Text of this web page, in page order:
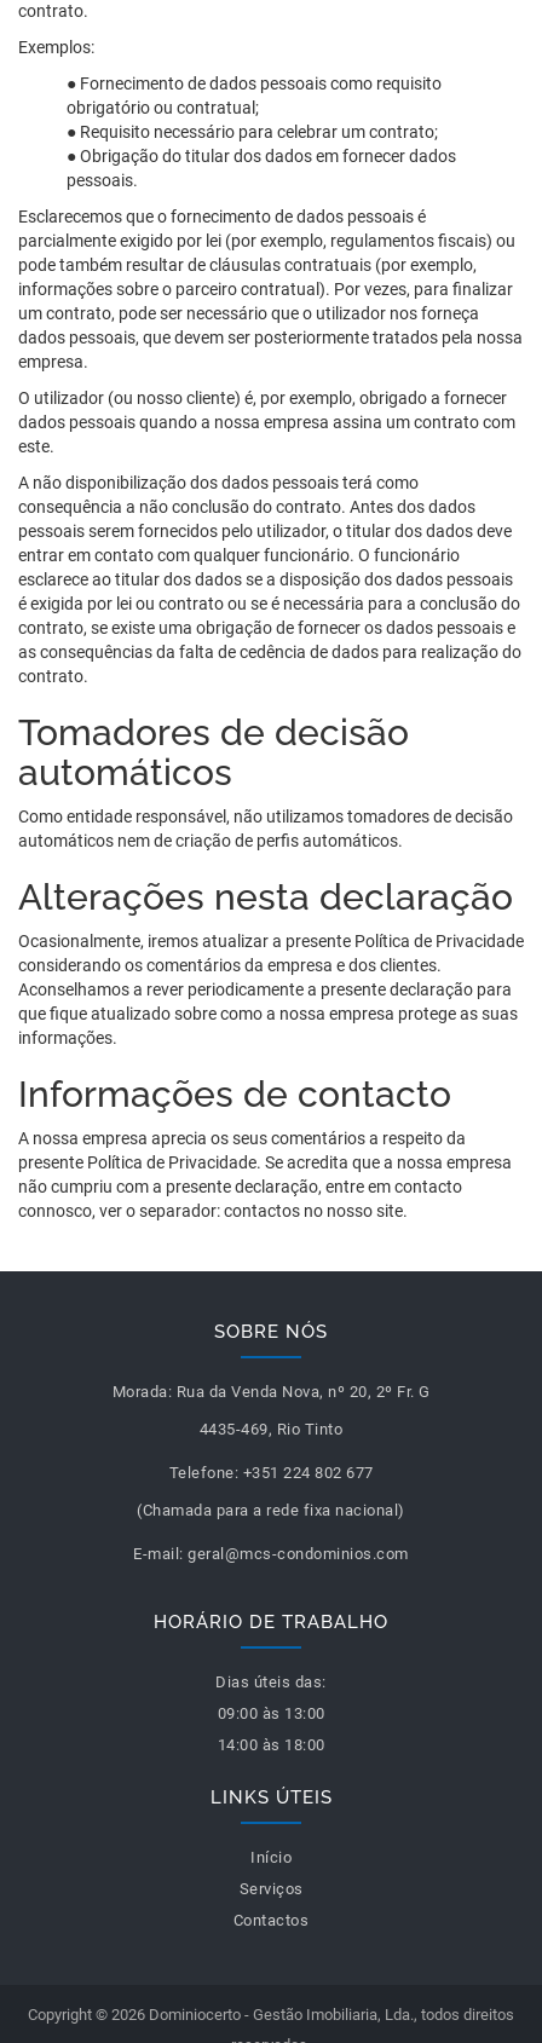
contrato.
Exemplos:
● Fornecimento de dados pessoais como requisito
obrigatório ou contratual;
● Requisito necessário para celebrar um contrato;
● Obrigação do titular dos dados em fornecer dados
pessoais.
Esclarecemos que o fornecimento de dados pessoais é
parcialmente exigido por lei (por exemplo, regulamentos fiscais) ou
pode também resultar de cláusulas contratuais (por exemplo,
informações sobre o parceiro contratual). Por vezes, para finalizar
um contrato, pode ser necessário que o utilizador nos forneça
dados pessoais, que devem ser posteriormente tratados pela nossa
empresa.
O utilizador (ou nosso cliente) é, por exemplo, obrigado a fornecer
dados pessoais quando a nossa empresa assina um contrato com
este.
A não disponibilização dos dados pessoais terá como
consequência a não conclusão do contrato. Antes dos dados
pessoais serem fornecidos pelo utilizador, o titular dos dados deve
entrar em contato com qualquer funcionário. O funcionário
esclarece ao titular dos dados se a disposição dos dados pessoais
é exigida por lei ou contrato ou se é necessária para a conclusão do
contrato, se existe uma obrigação de fornecer os dados pessoais e
as consequências da falta de cedência de dados para realização do
contrato.
Tomadores de decisão
automáticos
Como entidade responsável, não utilizamos tomadores de decisão
automáticos nem de criação de perfis automáticos.
Alterações nesta declaração
Ocasionalmente, iremos atualizar a presente Política de Privacidade
considerando os comentários da empresa e dos clientes.
Aconselhamos a rever periodicamente a presente declaração para
que fique atualizado sobre como a nossa empresa protege as suas
informações.
Informações de contacto
A nossa empresa aprecia os seus comentários a respeito da
presente Política de Privacidade. Se acredita que a nossa empresa
não cumpriu com a presente declaração, entre em contacto
connosco, ver o separador: contactos no nosso site.
SOBRE NÓS
Morada: Rua da Venda Nova, nº 20, 2º Fr. G
4435-469, Rio Tinto
Telefone: +351 224 802 677
(Chamada para a rede fixa nacional)
E-mail: geral@mcs-condominios.com
HORÁRIO DE TRABALHO
Dias úteis das:
09:00 às 13:00
14:00 às 18:00
LINKS ÚTEIS
Início
Serviços
Contactos
Copyright © 2026 Dominiocerto - Gestão Imobiliaria, Lda., todos direitos